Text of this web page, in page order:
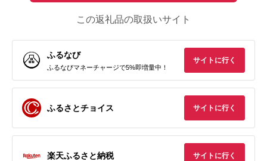
この返礼品の取扱いサイト
ふるなび
ふるなびマネーチャージで5%即増量中！
サイトに行く
ふるさとチョイス サイトに行く
楽天ふるさと納税 サイトに行く